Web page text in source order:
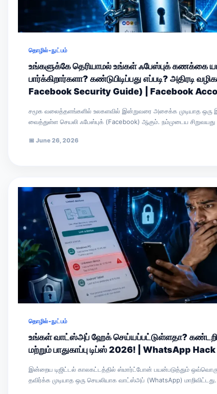
தொழில்-நுட்பம்
உங்களுக்கே தெரியாமல் உங்கள் ஃபேஸ்புக் கணக்கை
பார்க்கிறார்களா? கண்டுபிடிப்பது எப்படி? அதிரடி
Facebook Security Guide) | Facebook
சமூக வலைத்தளங்களில் உலகளவில் இன்றுவரை அசைக்க முடியாத
வைத்துள்ள செயலி ஃபேஸ்புக் (Facebook) ஆகும். நம்முடைய
📅 June 26, 2026
தொழில்-நுட்பம்
உங்கள் வாட்ஸ்அப் ஹேக் செய்யப்பட்டுள்ளதா?
மற்றும் பாதுகாப்பு டிப்ஸ் 2026! | WhatsApp Hack
இன்றைய டிஜிட்டல் காலகட்டத்தில் ஸ்மார்ட்போன் பயன்படுத்தும்
தவிர்க்க முடியாத ஒரு செயலியாக வாட்ஸ்அப் (WhatsApp)